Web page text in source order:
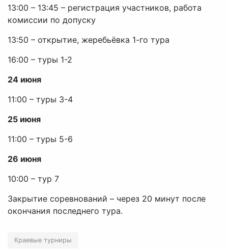
13:00 – 13:45 – регистрация участников, работа
комиссии по допуску
13:50 – открытие, жеребьёвка 1-го тура
16:00 – туры 1-2
24 июня
11:00 – туры 3-4
25 июня
11:00 – туры 5-6
26 июня
10:00 – тур 7
Закрытие соревнований – через 20 минут после
окончания последнего тура.
Краевые турниры